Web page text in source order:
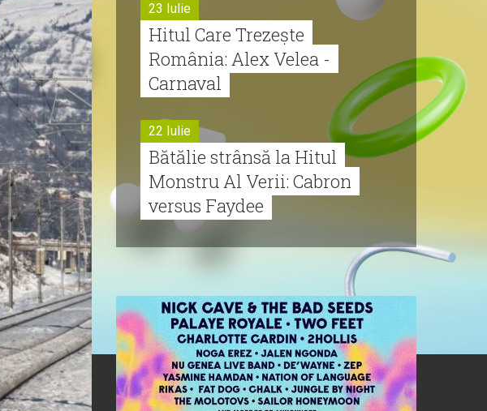
23 Iulie
Hitul Care Trezește
România: Alex Velea -
Carnaval
22 Iulie
Bătălie strânsă la Hitul
Monstru Al Verii: Cabron
versus Faydee
21 Iulie
Cabron vine cu Hitul
Monstru al Verii
20 Iulie
Episod nou | Muzica Aia x